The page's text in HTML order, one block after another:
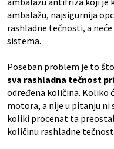
ambalažu, najsigurnija
rashladne tečnosti, a
sistema.
Poseban problem je to
sva rashladna tečnost
određena količina. Koliko
motora, a nije u pitanju ni
koliki procenat ta
količinu rashladne